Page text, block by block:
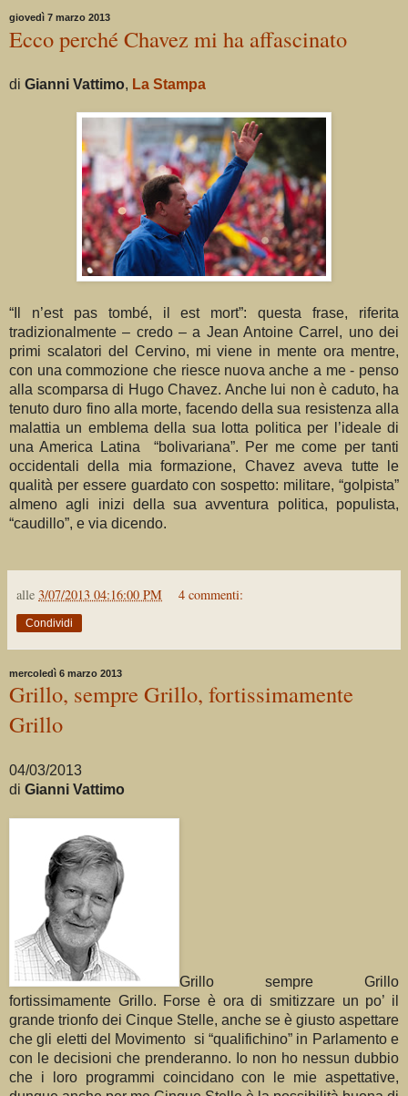
giovedì 7 marzo 2013
Ecco perché Chavez mi ha affascinato
di Gianni Vattimo, La Stampa
“Il n’est pas tombé, il est mort”: questa frase, riferita
tradizionalmente – credo – a Jean Antoine Carrel, uno dei
primi scalatori del Cervino, mi viene in mente ora mentre,
con una commozione che riesce nuova anche a me - penso
alla scomparsa di Hugo Chavez. Anche lui non è caduto, ha
tenuto duro fino alla morte, facendo della sua resistenza alla
malattia un emblema della sua lotta politica per l’ideale di
una America Latina “bolivariana”. Per me come per tanti
occidentali della mia formazione, Chavez aveva tutte le
qualità per essere guardato con sospetto: militare, “golpista”
almeno agli inizi della sua avventura politica, populista,
“caudillo”, e via dicendo.
alle 3/07/2013 04:16:00 PM 4 commenti:
Condividi
mercoledì 6 marzo 2013
Grillo, sempre Grillo, fortissimamente
Grillo
04/03/2013
di Gianni Vattimo
Grillo sempre Grillo
fortissimamente Grillo. Forse è ora di smitizzare un po’ il
grande trionfo dei Cinque Stelle, anche se è giusto aspettare
che gli eletti del Movimento si “qualifichino” in Parlamento e
con le decisioni che prenderanno. Io non ho nessun dubbio
che i loro programmi coincidano con le mie aspettative,